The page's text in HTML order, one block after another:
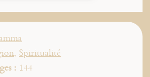
, Spiritualité
: 144